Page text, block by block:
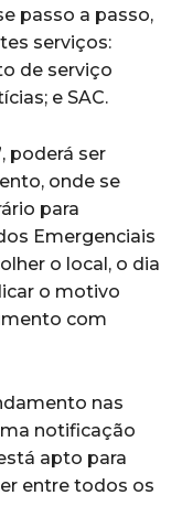
passo a passo,
serviços:
de serviço
e SAC.
poderá ser
onde se
para
Emergenciais
o local, o dia
o motivo
com
nas
notificação
apto para
entre todos os